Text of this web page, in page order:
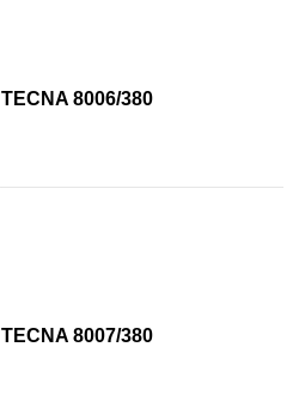
TECNA 8006/380
TECNA 8007/380